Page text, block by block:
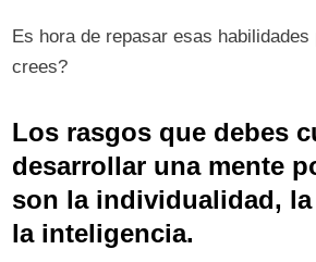
Es hora de repasar esas
crees?
Los rasgos que debes
desarrollar una mente
son la individualidad,
la inteligencia.